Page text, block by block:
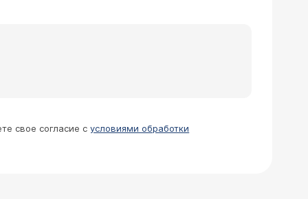
также сказать мне, какие
свое согласие сусловиями обработки